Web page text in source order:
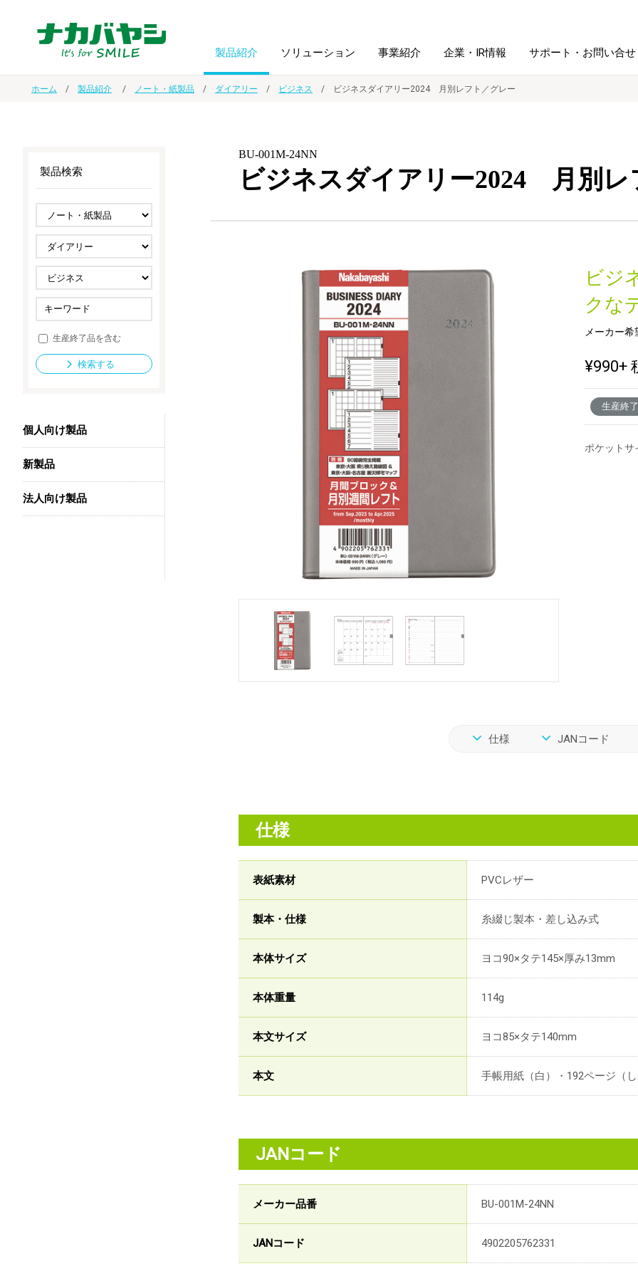
製品紹介
ノート・紙製品
ファイル・
ホルダー用品
スマートフォン・
タブレット関連
セキュリティ用品
シルバー デジタル文具
法人向け製品 新製品一覧
ソリューション
オーダー手帳・ノベルティ制作 学校ソリューション
ドキュメントスキャニングサービス
導入事例
事業紹介 企業・IR情報
IR情報 沿革
サステナビリティ
サポート・お問い合せ
ホーム 製品紹介 ノート・紙製品 ダイアリー ビジネス ビジネスダイアリー2024 月別レフト／グレー
BU-001M-24NN
ビジネスダイアリー2024 月別レ
ビジ
クな
メーカー
¥990+
生産終
ポケットサ
仕様 JANコード
仕様
表紙素材 PVCレザー
製本・仕様 糸綴じ製本・差し込み式
本体サイズ ヨコ90×タテ145×厚み13mm
本体重量 114g
本文サイズ ヨコ85×タテ140mm
本文 手帳用紙（白）・192ページ（
JANコード
メーカー品番 BU-001M-24NN
JANコード 4902205762331
製品検索
生産終了品を含む
検索する
個人向け製品
新製品
法人向け製品